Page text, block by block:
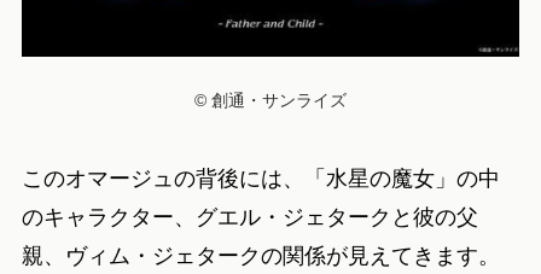
© 創通・サンライズ
このオマージュの背後には、「水星の魔女」の中
のキャラクター、グエル・ジェタークと彼の父
親、ヴィム・ジェタークの関係が見えてきます。